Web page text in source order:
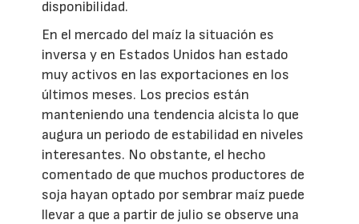
disponibilidad.
En el mercado del maíz la situación es
inversa y en Estados Unidos han estado
muy activos en las exportaciones en los
últimos meses. Los precios están
manteniendo una tendencia alcista lo que
augura un periodo de estabilidad en niveles
interesantes. No obstante, el hecho
comentado de que muchos productores de
soja hayan optado por sembrar maíz puede
llevar a que a partir de julio se observe una